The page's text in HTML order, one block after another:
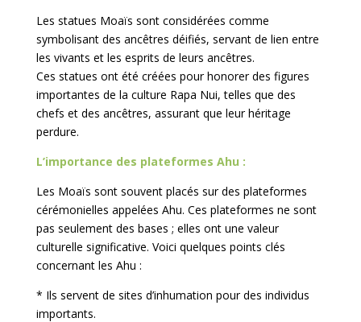
Les statues Moaïs sont considérées comme
symbolisant des ancêtres déifiés, servant de lien entre
les vivants et les esprits de leurs ancêtres.
Ces statues ont été créées pour honorer des figures
importantes de la culture Rapa Nui, telles que des
chefs et des ancêtres, assurant que leur héritage
perdure.
L’importance des plateformes Ahu :
Les Moaïs sont souvent placés sur des plateformes
cérémonielles appelées Ahu. Ces plateformes ne sont
pas seulement des bases ; elles ont une valeur
culturelle significative. Voici quelques points clés
concernant les Ahu :
* Ils servent de sites d’inhumation pour des individus
importants.